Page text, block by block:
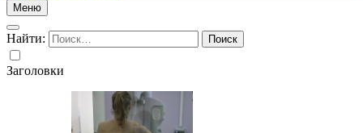
Меню
Найти:
Заголовки